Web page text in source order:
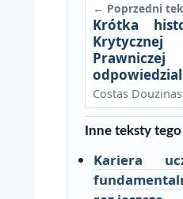
← Poprzedni
Krótka
Costas Douzinas
Inne teksty
Kariera